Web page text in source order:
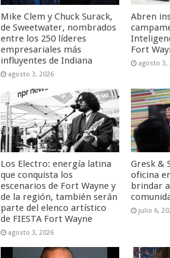
Mike Clem y Chuck Surack,
de Sweetwater, nombrados
entre los 250 líderes
empresariales más
influyentes de Indiana
agosto 3, 2026
Abren
Fort
agosto 3,
Los Electro: energía latina
que conquista los
escenarios de Fort Wayne y
de la región, también serán
parte del elenco artístico
de FIESTA Fort Wayne
agosto 3, 2026
Gresk &
oficina
brindar
julio 6,